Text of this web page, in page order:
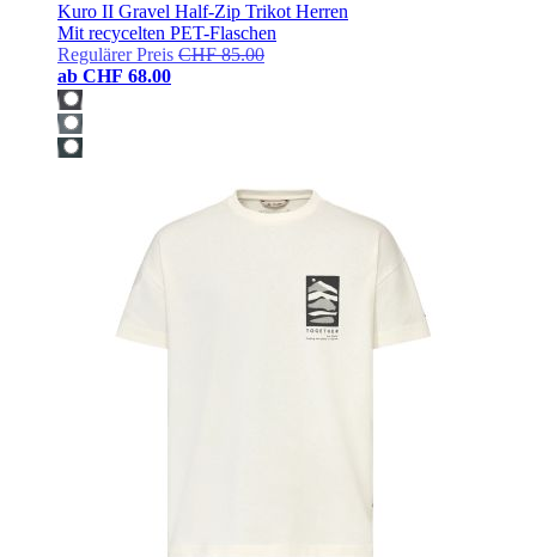
Kuro II Gravel Half-Zip Trikot Herren
Mit recycelten PET-Flaschen
Regulärer Preis CHF 85.00
ab CHF 68.00